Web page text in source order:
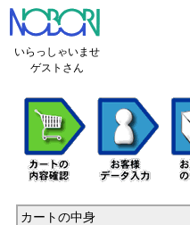
いらっしゃいませ
ゲストさん
カートの中身